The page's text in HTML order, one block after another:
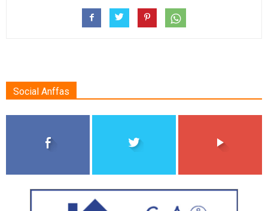
Social Anffas